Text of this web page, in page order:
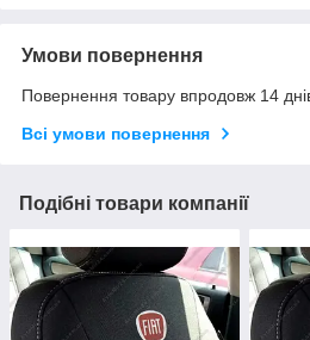
Умови повернення
Повернення товару впродовж 14
Всі умови повернення
Подібні товари компанії